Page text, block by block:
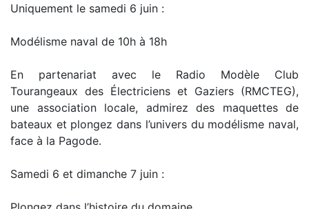
Uniquement le samedi 6 juin :
Modélisme naval de 10h à 18h
En partenariat avec le Radio Modèle Club
Tourangeaux des Électriciens et Gaziers (RMCTEG),
une association locale, admirez des maquettes de
bateaux et plongez dans l’univers du modélisme naval,
face à la Pagode.
Samedi 6 et dimanche 7 juin :